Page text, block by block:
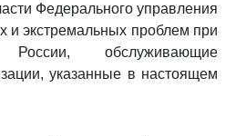
Федерального управления
и экстремальных проблем при
России, обслуживающие
указанные в настоящем